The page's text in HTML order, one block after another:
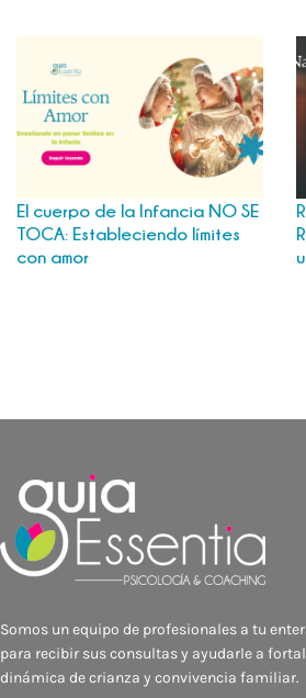
El cuerpo de la Infancia NO SE
TOCA: Estableciendo límites
con amor
Somos un equipo de profesionales a tu
para recibir sus consultas y ayudarle a
dinámica de crianza y convivencia familiar.